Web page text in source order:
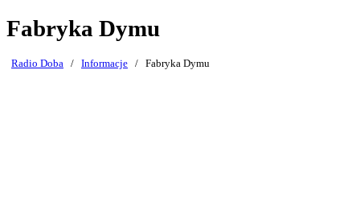
Fabryka Dymu
Radio Doba / Informacje / Fabryka Dymu